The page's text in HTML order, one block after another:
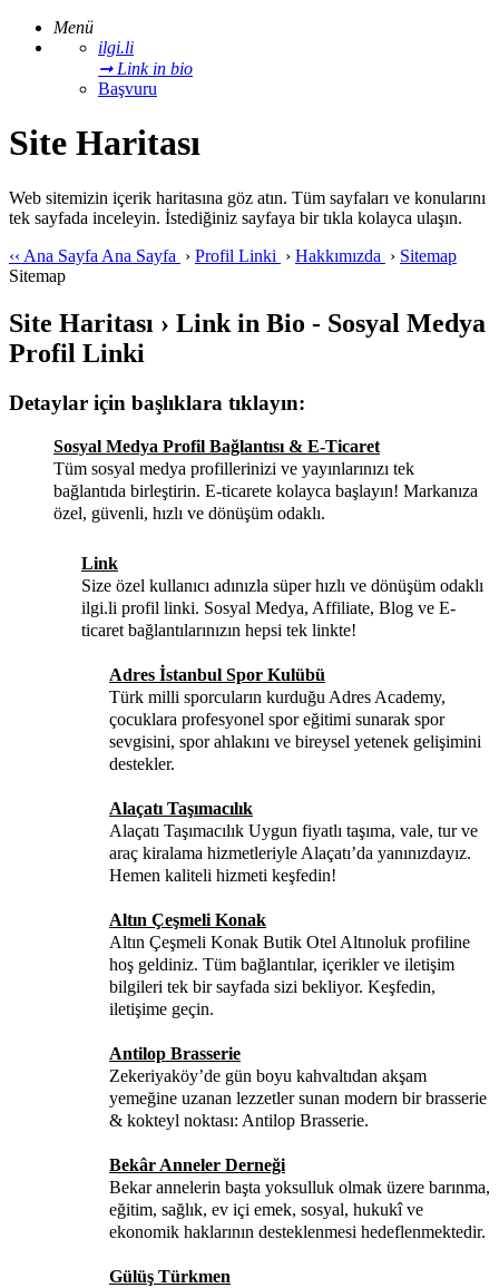
Menü
ilgi.li
➞ Link in bio
Başvuru
Site Haritası
Web sitemizin içerik haritasına göz atın. Tüm sayfaları ve konularını
tek sayfada inceleyin. İstediğiniz sayfaya bir tıkla kolayca ulaşın.
‹‹ Ana Sayfa Ana Sayfa › Profil Linki › Hakkımızda › Sitemap
Sitemap
Site Haritası › Link in Bio - Sosyal Medya
Profil Linki
Detaylar için başlıklara tıklayın:
Sosyal Medya Profil Bağlantısı & E-Ticaret
Tüm sosyal medya profillerinizi ve yayınlarınızı tek
bağlantıda birleştirin. E-ticarete kolayca başlayın! Markanıza
özel, güvenli, hızlı ve dönüşüm odaklı.
Link
Size özel kullanıcı adınızla süper hızlı ve dönüşüm odaklı
ilgi.li profil linki. Sosyal Medya, Affiliate, Blog ve E-
ticaret bağlantılarınızın hepsi tek linkte!
Adres İstanbul Spor Kulübü
Türk milli sporcuların kurduğu Adres Academy,
çocuklara profesyonel spor eğitimi sunarak spor
sevgisini, spor ahlakını ve bireysel yetenek gelişimini
destekler.
Alaçatı Taşımacılık
Alaçatı Taşımacılık Uygun fiyatlı taşıma, vale, tur ve
araç kiralama hizmetleriyle Alaçatı’da yanınızdayız.
Hemen kaliteli hizmeti keşfedin!
Altın Çeşmeli Konak
Altın Çeşmeli Konak Butik Otel Altınoluk profiline
hoş geldiniz. Tüm bağlantılar, içerikler ve iletişim
bilgileri tek bir sayfada sizi bekliyor. Keşfedin,
iletişime geçin.
Antilop Brasserie
Zekeriyaköy’de gün boyu kahvaltıdan akşam
yemeğine uzanan lezzetler sunan modern bir brasserie
& kokteyl noktası: Antilop Brasserie.
Bekâr Anneler Derneği
Bekar annelerin başta yoksulluk olmak üzere barınma,
eğitim, sağlık, ev içi emek, sosyal, hukukî ve
ekonomik haklarının desteklenmesi hedeflenmektedir.
Gülüş Türkmen